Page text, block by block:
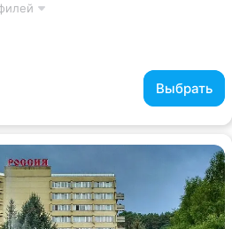
Выбрать